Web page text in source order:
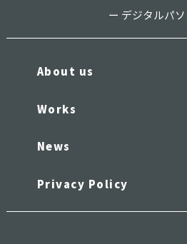
デジタルパ
About us
Works
News
Privacy Policy